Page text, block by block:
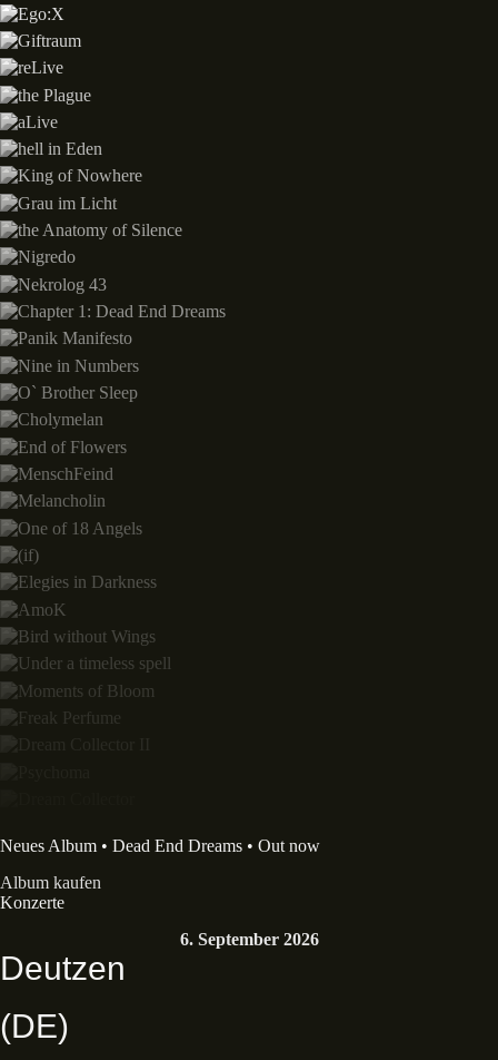
Neues Album • Dead End Dreams • Out now
Album kaufen
Konzerte
6. September 2026
Deutzen
(DE)